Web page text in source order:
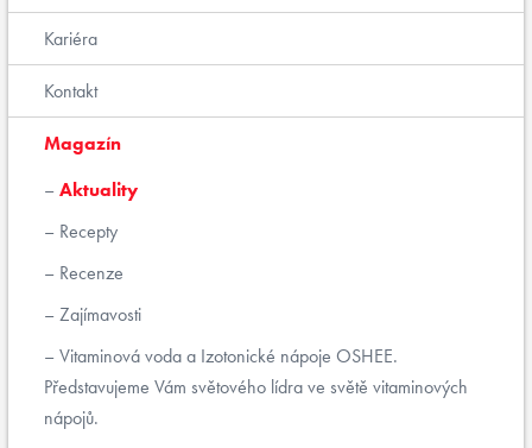
Kariéra
Kontakt
Magazín
Aktuality
Recepty
Recenze
Zajímavosti
Vitaminová voda a Izotonické nápoje OSHEE.
Představujeme Vám světového lídra ve světě vitaminových
nápojů.